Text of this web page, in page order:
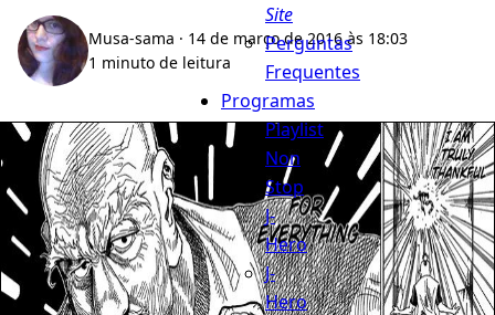
Site
Perguntas
Frequentes
Programas
Playlist
Non
Stop
J-
Hero
J-
Hero
Musa-sama · 14 de março de 2016 às 18:03
1 minuto de leitura